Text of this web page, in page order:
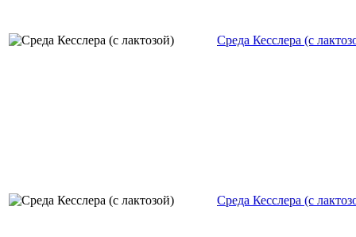
Среда Кесслера (с
Среда Кесслера (с